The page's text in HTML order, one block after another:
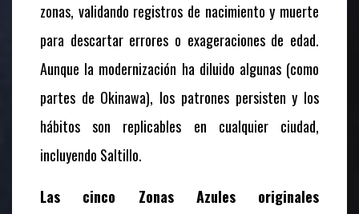
zonas, validando registros de nacimiento y muerte
para descartar errores o exageraciones de edad.
Aunque la modernización ha diluido algunas (como
partes de Okinawa), los patrones persisten y los
hábitos son replicables en cualquier ciudad,
incluyendo Saltillo.
Las cinco Zonas Azules originales